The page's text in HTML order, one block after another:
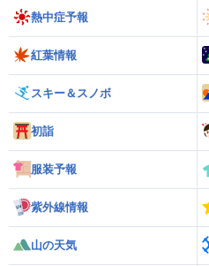
熱中症予報
紅葉情報
スキー＆スノボ
初詣
服装予報
紫外線情報
山の天気